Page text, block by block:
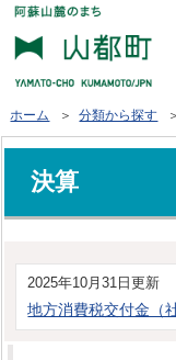
ホーム ＞分類から探す
決算
2025年10月31日更新
地方消費税交付金（